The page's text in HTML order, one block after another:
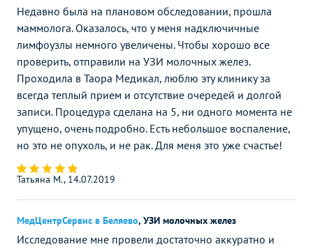
Недавно была на плановом обследовании, прошла
маммолога. Оказалось, что у меня надключичные
лимфоузлы немного увеличены. Чтобы хорошо все
проверить, отправили на УЗИ молочных желез.
Проходила в Таора Медикал, люблю эту клинику за
всегда теплый прием и отсутствие очередей и долгой
записи. Процедура сделана на 5, ни одного момента не
упущено, очень подробно. Есть небольшое воспаление,
но это не опухоль, и не рак. Для меня это уже счастье!
Татьяна М., 14.07.2019
МедЦентрСервис в Беляево, УЗИ молочных желез
Исследование мне провели достаточно аккуратно и